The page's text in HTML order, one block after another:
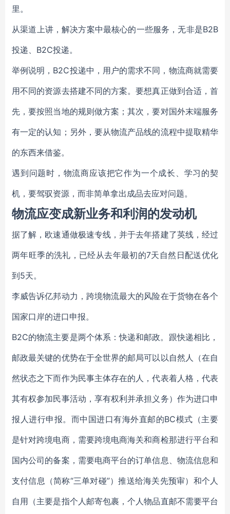
里。
从渠道上讲，解决方案中最核心的一些服务，无非是B2B
投递、B2C投递。
举例说明，B2C投递中，用户的需求不同，物流商就需要
用不同的资源去搭建不同的方案。要想真正做到合适，首
先，要按照当地的规则做方案；其次，要对国外末端服务
有一定的认知；另外，要从物流产品线的流程中提取精华
的东西来借鉴。
遇到问题时，物流商应该把它作为一个成长、学习的契
机，要驾驭资源，而非简单拿出成品去应对问题。
物流应变成新业务和利润的发动机
据了解，欧速通做极速专线，并于去年搭建了英线，经过
两年旺季的洗礼，已经从去年最初的7天自然日配送优化
到5天。
李威告诉亿邦动力，跨境物流最大的风险在于货物在各个
国家口岸的进口申报。
B2C的物流主要是两个体系：快递和邮政。跟快递相比，
邮政最关键的优势在于全世界的邮局可以以自然人（在自
然状态之下而作为民事主体存在的人，代表着人格，代表
其有权参加民事活动，享有权利并承担义务）作为进口申
报人进行申报。而中国进口有海外直邮的BC模式（主要
是针对跨境电商，需要跨境电商海关和商检那进行平台和
国内公司的备案，需要电商平台的订单信息、物流信息和
支付信息（简称“三单对碰”）推送给海关先预审）和个人
自用（主要是指个人邮寄包裹，个人物品直邮不需要平台